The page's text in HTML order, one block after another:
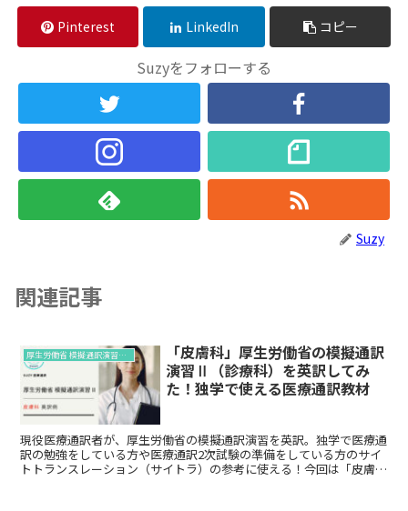
Pinterest LinkedIn コピー
Suzyをフォローする
Suzy
関連記事
厚生労働省 模擬通訳演習の英訳例
「皮膚科」厚生労働省の模擬通訳
演習Ⅱ（診療科）を英訳してみ
た！独学で使える医療通訳教材
現役医療通訳者が、厚生労働省の模擬通訳演習を英訳。独学で医療通
訳の勉強をしている方や医療通訳2次試験の準備をしている方のサイ
トトランスレーション（サイトラ）の参考に使える！今回は「皮膚